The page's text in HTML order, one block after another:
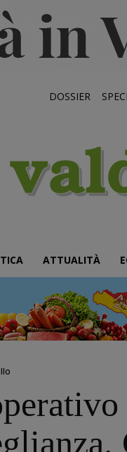
DOSSIER
ATTUALITÀ